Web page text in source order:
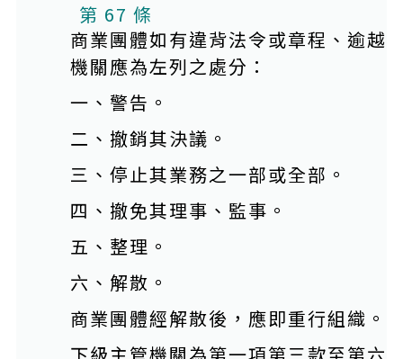
第 67 條
商業團體如有違背法令或章程、逾越
機關應為左列之處分：
一、警告。
二、撤銷其決議。
三、停止其業務之一部或全部。
四、撤免其理事、監事。
五、整理。
六、解散。
商業團體經解散後，應即重行組織。